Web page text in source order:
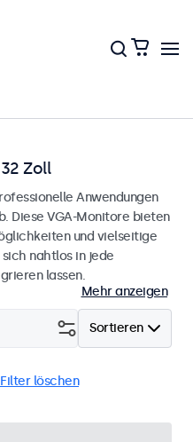
Zoll
Anwendungen
Diese VGA-Monitore bieten
und vielseitige
nahtlos in jede
lassen.
Mehr anzeigen
Sortieren
Filter löschen